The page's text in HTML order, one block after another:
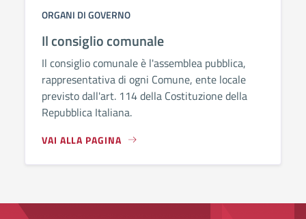
ORGANI DI GOVERNO
Il consiglio comunale
Il consiglio comunale è l'assemblea pubblica,
rappresentativa di ogni Comune, ente locale
previsto dall'art. 114 della Costituzione della
Repubblica Italiana.
VAI ALLA PAGINA